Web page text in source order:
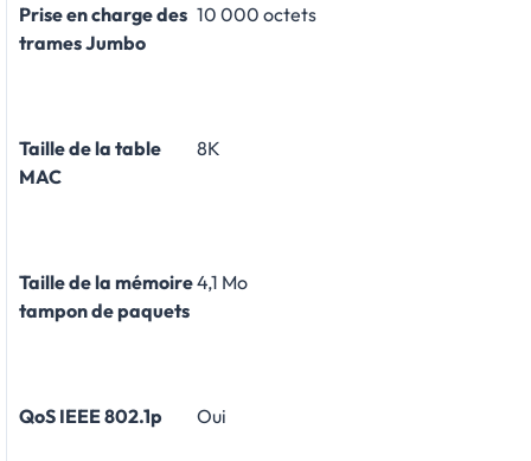
Prise en charge des
trames Jumbo
10 000 octets
Taille de la table
MAC
8K
Taille de la mémoire
tampon de paquets
4,1 Mo
QoS IEEE 802.1p Oui